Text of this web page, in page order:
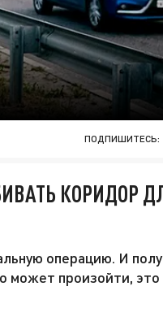
ПОДПИШИТЕСЬ:
КОРИДОР
операцию. И
произойти, это